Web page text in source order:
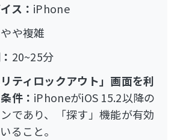
ス： iPhone
やや複雑
20~25分
リティロックアウト」画面を利
件： iPhoneがiOS 15.2以降の
であり、「探す」機能が有効
ること。